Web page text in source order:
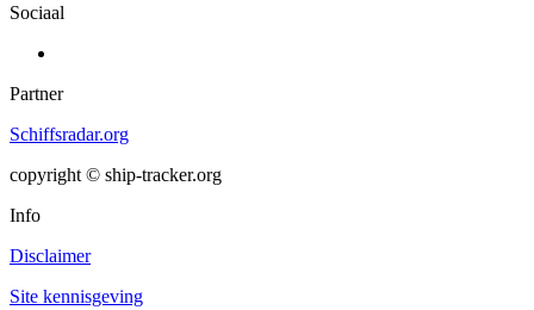
Sociaal
Partner
Schiffsradar.org
copyright © ship-tracker.org
Info
Disclaimer
Site kennisgeving